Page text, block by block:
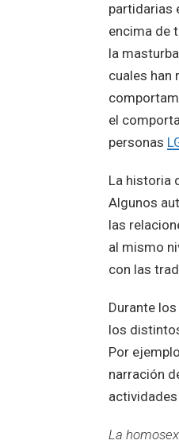
partidarias
encima de
la
cuales han
el
personas
La historia
Algunos
las
al mismo
con las
Durante
los
Por
narración
La